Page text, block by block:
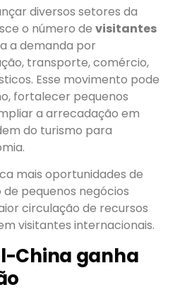
diversos setores da
o número de visitantes
a demanda por
transporte, comércio,
Esse movimento pode
fortalecer pequenos
a arrecadação em
do turismo para
mais oportunidades de
pequenos negócios
circulação de recursos
visitantes internacionais.
China ganha